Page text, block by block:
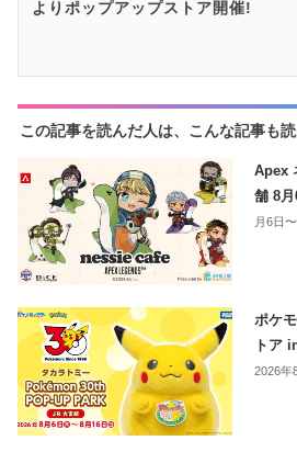
よりポップアップストア開催!
この記事を読んだ人は、こんな記事も読
Apex
舗 8
月6日
ポケ
トア
2026年